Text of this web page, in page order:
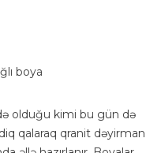
boya
olduğu kimi bu gün də
qalaraq qranit dəyirman